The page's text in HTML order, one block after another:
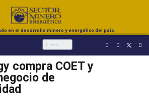
en el desarrollo minero y energético del país.
compra COET y
de